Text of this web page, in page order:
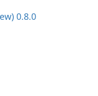
0.8.0